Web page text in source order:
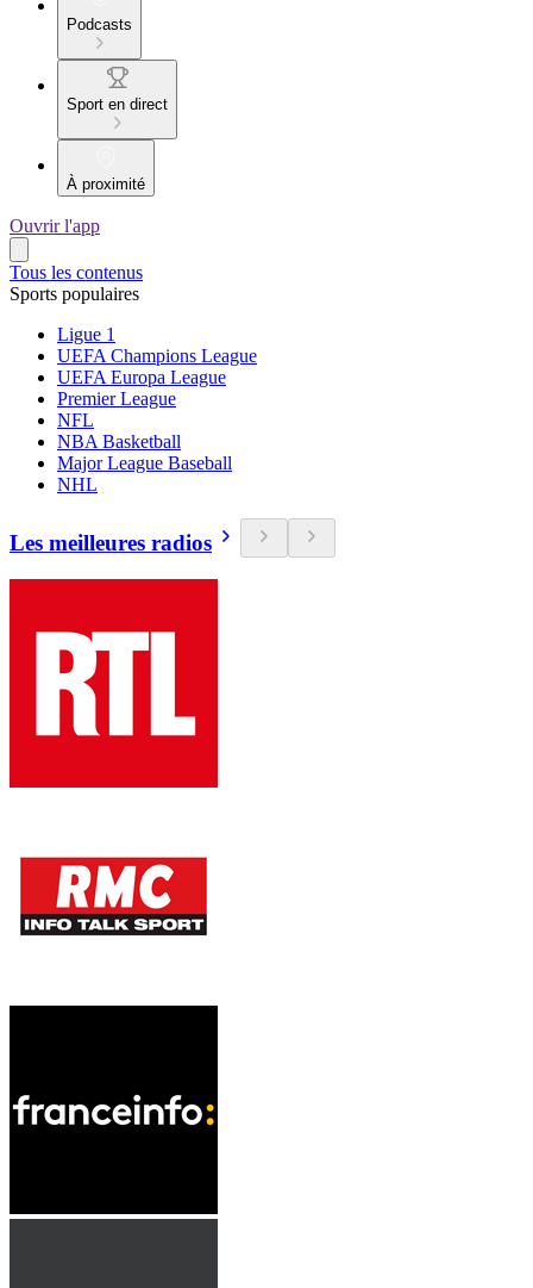
Podcasts
Sport en direct
À proximité
Ouvrir l'app
Tous les contenus
Sports populaires
Ligue 1
UEFA Champions League
UEFA Europa League
Premier League
NFL
NBA Basketball
Major League Baseball
NHL
Les meilleures radios